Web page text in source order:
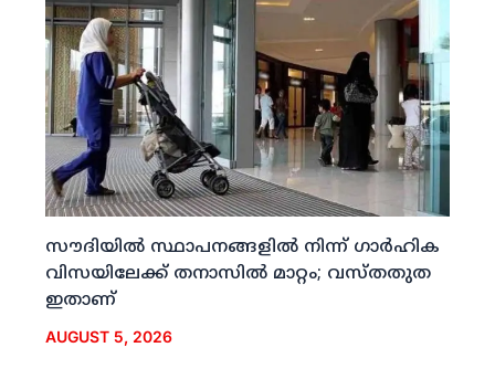
സൗദിയില്‍ സ്ഥാപനങ്ങളില്‍ നിന്ന് ഗാര്‍ഹിക
വിസയിലേക്ക് തനാസില്‍ മാറ്റം; വസ്തതുത
ഇതാണ്
AUGUST 5, 2026